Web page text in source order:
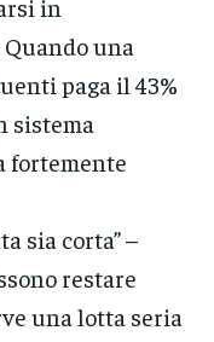
in
una
paga il 43%
sistema
fortemente
sia corta” –
restare
una lotta seria